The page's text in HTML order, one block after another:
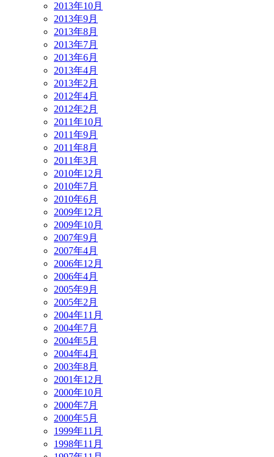
2013年10月
2013年9月
2013年8月
2013年7月
2013年6月
2013年4月
2013年2月
2012年4月
2012年2月
2011年10月
2011年9月
2011年8月
2011年3月
2010年12月
2010年7月
2010年6月
2009年12月
2009年10月
2007年9月
2007年4月
2006年12月
2006年4月
2005年9月
2005年2月
2004年11月
2004年7月
2004年5月
2004年4月
2003年8月
2001年12月
2000年10月
2000年7月
2000年5月
1999年11月
1998年11月